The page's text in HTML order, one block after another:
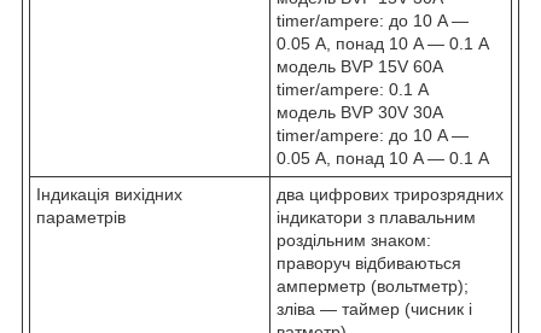
timer/ampere: до 10 A —
0.05 А, понад 10 A — 0.1 А
модель BVP 15V 60A
timer/ampere: 0.1 А
модель BVP 30V 30A
timer/ampere: до 10 A —
0.05 А, понад 10 A — 0.1 А
Індикація вихідних
параметрів
два цифрових трирозрядних
індикатори з плавальним
роздільним знаком:
праворуч відбиваються
амперметр (вольтметр);
зліва — таймер (чисник і